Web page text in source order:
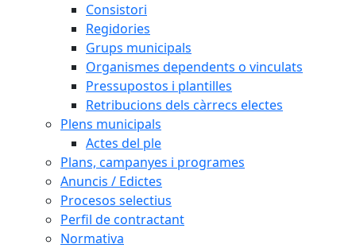
Consistori
Regidories
Grups municipals
Organismes dependents o vinculats
Pressupostos i plantilles
Retribucions dels càrrecs electes
Plens municipals
Actes del ple
Plans, campanyes i programes
Anuncis / Edictes
Procesos selectius
Perfil de contractant
Normativa